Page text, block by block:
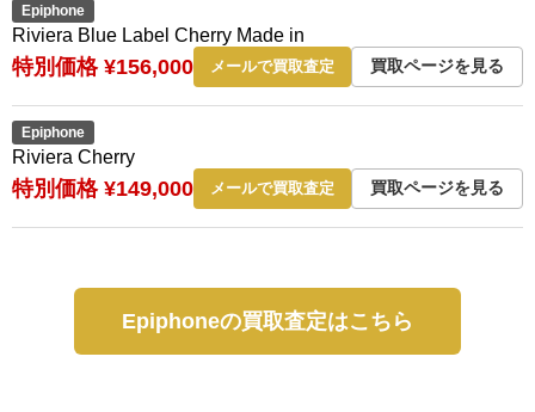
Epiphone
Riviera Blue Label Cherry Made in
特別価格 ¥156,000 メールで買取査定 買取ページを見る
Epiphone
Riviera Cherry
特別価格 ¥149,000 メールで買取査定 買取ページを見る
Epiphoneの買取査定はこちら